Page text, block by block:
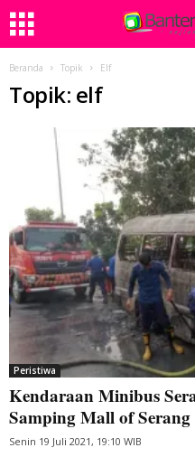
Beranda Topik Elf
Topik: elf
Peristiwa
Kendaraan Minibus
Samping Mall of Serang
Senin 19 Juli 2021, 19:10 WIB